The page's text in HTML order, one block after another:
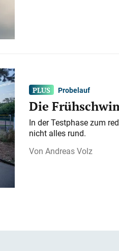
Probelauf
Die
In der Testphase zum
nicht alles rund.
Andreas Volz